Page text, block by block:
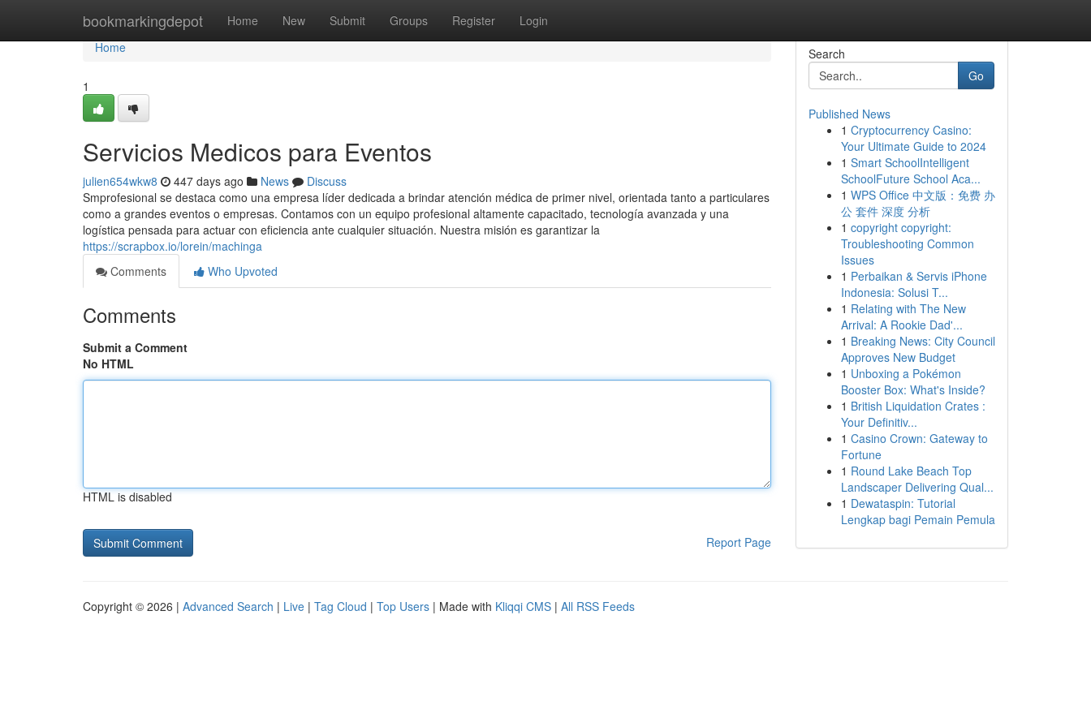
bookmarkingdepot Home New Submit Groups Register Login
Home
Home
1
Servicios Medicos para Eventos
julien654wkw8 447 days ago News
Discuss
Smprofesional se destaca como una empresa líder dedicada a brindar atención médica de primer nivel, orientada tanto a particulares
como a grandes eventos o empresas. Contamos con un equipo profesional altamente capacitado, tecnología avanzada y una
logística pensada para actuar con eficiencia ante cualquier situación. Nuestra misión es garantizar la
https://scrapbox.io/lorein/machinga
Comments
Who Upvoted
Comments
Submit a Comment
No HTML
HTML is disabled
Report Page
Search
Go
Published News
1 Cryptocurrency Casino:
Your Ultimate Guide to 2024
1 Smart SchoolIntelligent
SchoolFuture School Aca...
1 WPS Office 中文版：免费 办
公 套件 深度 分析
1 copyright copyright:
Troubleshooting Common
Issues
1 Perbaikan & Servis iPhone
Indonesia: Solusi T...
1 Relating with The New
Arrival: A Rookie Dad'...
1 Breaking News: City Council
Approves New Budget
1 Unboxing a Pokémon
Booster Box: What's Inside?
1 British Liquidation Crates :
Your Definitiv...
1 Casino Crown: Gateway to
Fortune
1 Round Lake Beach Top
Landscaper Delivering Qual...
1 Dewataspin: Tutorial
Lengkap bagi Pemain Pemula
Copyright © 2026 | Advanced Search | Live | Tag Cloud | Top Users | Made with Kliqqi CMS | All RSS Feeds